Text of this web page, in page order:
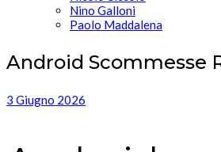
Nino Galloni
Paolo Maddalena
Android Scommesse
3 Giugno 2026